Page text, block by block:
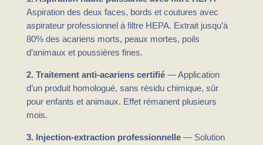
Aspiration des deux faces, bords et coutures avec
aspirateur professionnel à filtre HEPA. Extrait jusqu’à
80% des acariens morts, peaux mortes, poils
d’animaux et poussières fines.
2. Traitement anti-acariens certifié— Application
d’un produit homologué, sans résidu chimique, sûr
pour enfants et animaux. Effet rémanent plusieurs
mois.
3. Injection-extraction professionnelle— Solution